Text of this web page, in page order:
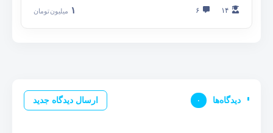
۱۴ ۶ ۱ میلیونتومان
دیدگاه‌ها ۰ ارسال دیدگاه جدید